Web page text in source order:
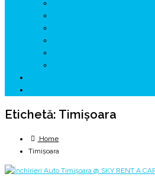
Etichetă: Timişoara
Home
Timişoara